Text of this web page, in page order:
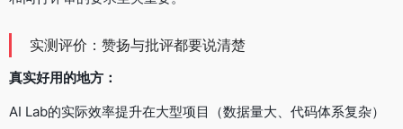
实测评价：赞扬与批评都要说清楚
真实好用的地方：
AI Lab的实际效率提升在大型项目（数据量大、代码体系复杂）